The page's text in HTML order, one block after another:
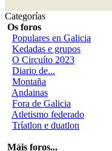
Categorías
Os foros
Populares en Galicia
Kedadas e grupos
O Circuíto 2023
Diario de...
Montaña
Andainas
Fora de Galicia
Atletismo federado
Tríatlon e duatlon
Máis foros...